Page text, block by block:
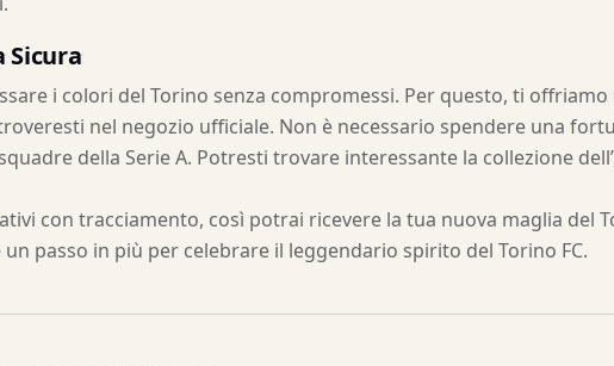
Sicura
i colori del Torino senza compromessi. Per questo, ti
nel negozio ufficiale. Non è necessario spendere una
della Serie A. Potresti trovare interessante la collezione dell’
con tracciamento, così potrai ricevere la tua nuova maglia del
passo in più per celebrare il leggendario spirito del Torino FC.